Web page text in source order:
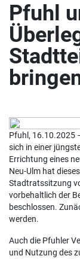
Pfuhl
Pfuhl, 16.10.2025
sich in einer
Errichtung eines
Neu-Ulm hat
Stadtratssitzung
vorbehaltlich der
beschlossen.
werden.
Auch die Pfuhler
und Nutzung des